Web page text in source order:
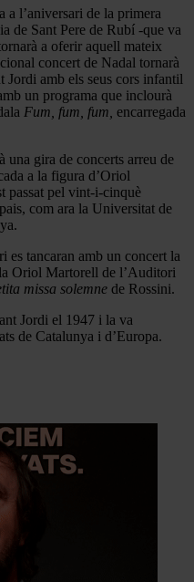
a l’aniversari de la primera
de Sant Pere de Rubí -que va
a oferir aquell mateix
concert de Nadal tornarà
Jordi amb els seus cors infantil
un programa que inclourà
Fum, fum, fum, encarregada
una gira de concerts arreu de
a la figura d’Oriol
passat pel vint-i-cinquè
com ara la Universitat de
es tancaran amb un concert la
Oriol Martorell de l’Auditori
missa solemne de Rossini.
Jordi el 1947 i la va
de Catalunya i d’Europa.